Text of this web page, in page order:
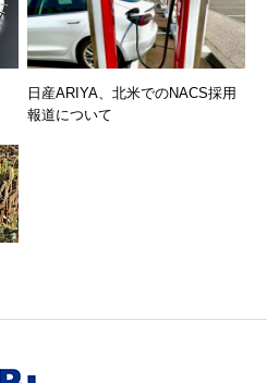
日産ARIYA、北米でのNACS採用
報道について